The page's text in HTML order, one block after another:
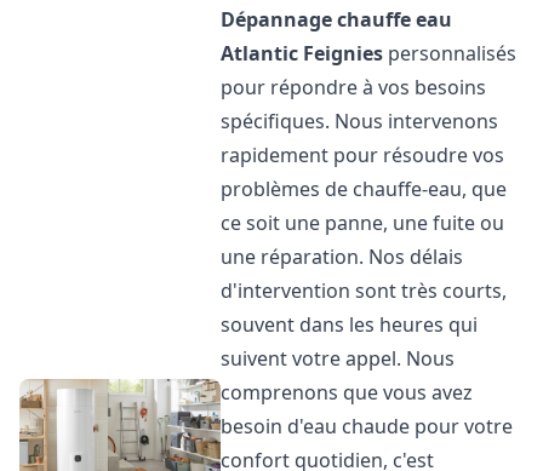
Dépannage chauffe eau
Atlantic Feignies personnalisés
pour répondre à vos besoins
spécifiques. Nous intervenons
rapidement pour résoudre vos
problèmes de chauffe-eau, que
ce soit une panne, une fuite ou
une réparation. Nos délais
d'intervention sont très courts,
souvent dans les heures qui
suivent votre appel. Nous
comprenons que vous avez
besoin d'eau chaude pour votre
confort quotidien, c'est